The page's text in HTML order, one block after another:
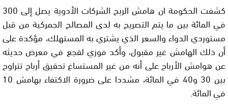
كشفت الحكومة ان هامش الربح الشركات الأدوية يصل إلى 300
في المائة بين ما يتم التصريح به لدى المصالح الجمركية من قبل
مستوردي الدواء والسعر الذي يشتري به المستهلك، مؤكدة على
أن ذلك الهامش غير مقبول، وأكد فوزي لقجع في معرض حديثه
عن هوامش الأرباح على أنه من غير المستساغ تحقيق أرباح تتراوح
بين 30 و40 في المائة، مشددا على ضرورة الاكتفاء بهامش 10
في المائة.